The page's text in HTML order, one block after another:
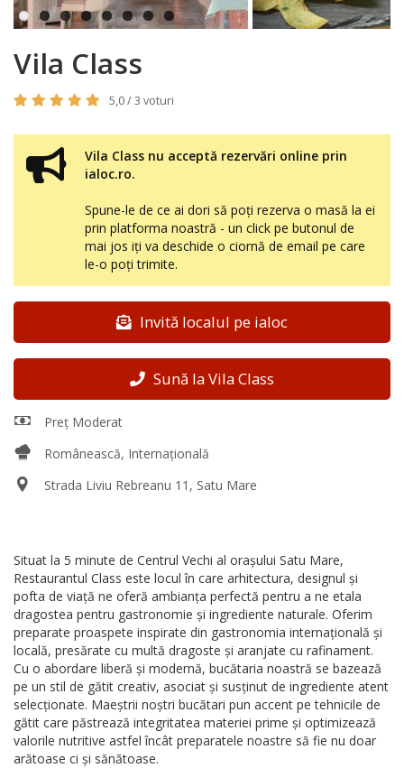
Vila Class
5,0 / 3 voturi
Vila Class nu acceptă rezervări online prin
ialoc.ro.
Spune-le de ce ai dori să poți rezerva o masă la ei
prin platforma noastră - un click pe butonul de
mai jos iți va deschide o ciornă de email pe care
le-o poți trimite.
Invită localul pe ialoc
Sună la Vila Class
Preț Moderat
Românească, Internațională
Strada Liviu Rebreanu 11, Satu Mare
Situat la 5 minute de Centrul Vechi al oraşului Satu Mare,
Restaurantul Class este locul în care arhitectura, designul şi
pofta de viaţă ne oferă ambianța perfectă pentru a ne etala
dragostea pentru gastronomie şi ingrediente naturale. Oferim
preparate proaspete inspirate din gastronomia internațională și
locală, presărate cu multă dragoste și aranjate cu rafinament.
Cu o abordare liberă și modernă, bucătaria noastră se bazează
pe un stil de gătit creativ, asociat și susținut de ingrediente atent
selecționate. Maeștrii noștri bucătari pun accent pe tehnicile de
gătit care păstrează integritatea materiei prime și optimizează
valorile nutritive astfel încât preparatele noastre să fie nu doar
arătoase ci și sănătoase.